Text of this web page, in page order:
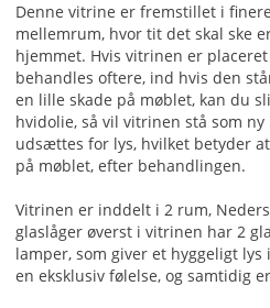
Denne vitrine er fremstillet i
mellemrum, hvor tit det skal ske
hjemmet. Hvis vitrinen er
behandles oftere, ind hvis den
en lille skade på møblet, kan du
hvidolie, så vil vitrinen stå som
udsættes for lys, hvilket betyder
på møblet, efter behandlingen.
Vitrinen er inddelt i 2 rum,
glaslåger øverst i vitrinen har 2
lamper, som giver et hyggeligt
en eksklusiv følelse, og samtidig